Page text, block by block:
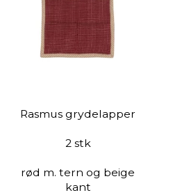
Rasmus grydelapper
2 stk
rød m. tern og beige
kant